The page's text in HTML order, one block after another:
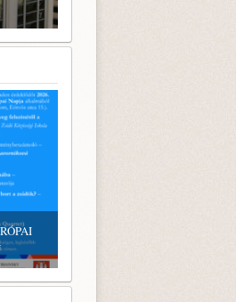
A KÖRÖSTARCSÁRÓL